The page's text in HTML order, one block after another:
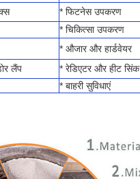
* फिटनेस उपकरण
* चिकित्सा उपकरण
* औजार और हार्डवेयर
लैंप
* रेडिएटर और हीट सिंक
* बाहरी सुविधाएं